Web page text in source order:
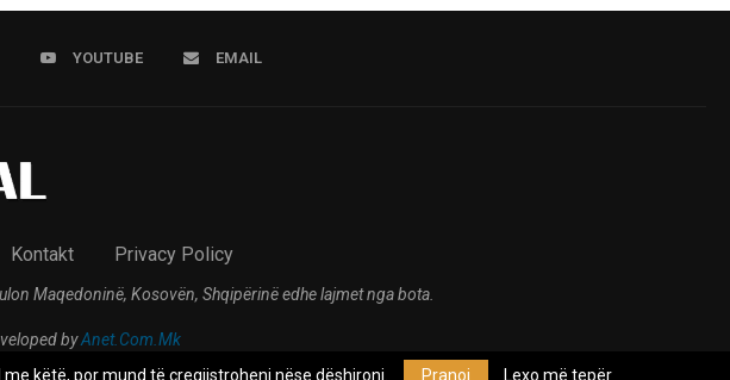
YOUTUBE EMAIL
Kontakt Privacy Policy
Maqedoninë, Kosovën, Shqipërinë edhe lajmet nga bota.
byAnet.Com.Mk
këtë, por mund të çregjistroheni nëse dëshironi.
Pranoj Lexo më tepër